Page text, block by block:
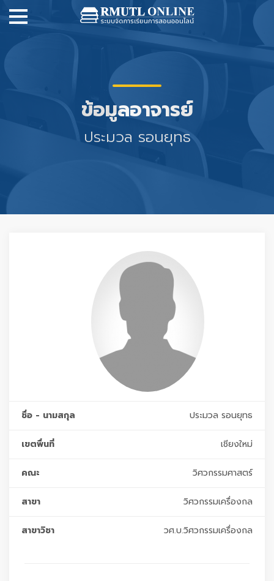
ข้อมูลอาจารย์
ประมวล รอนยุทธ
ชื่อ - นามสกุล ประมวล รอนยุทธ
เขตพื่นที่ เชียงใหม่
คณะ วิศวกรรมศาสตร์
สาขา วิศวกรรมเครื่องกล
สาขาวิชา วศ.บ.วิศวกรรมเครื่องกล